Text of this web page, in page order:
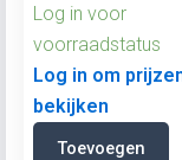
Log in voor
voorraadstatus
Log in om
bekijken
Toevoegen